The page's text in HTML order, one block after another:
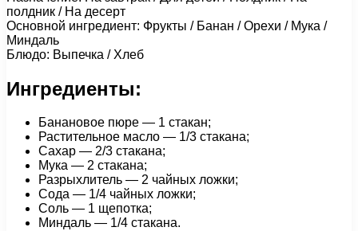
полдник / На десерт
Основной ингредиент: Фрукты / Банан / Орехи / Мука /
Миндаль
Блюдо: Выпечка / Хлеб
Ингредиенты:
Банановое пюре — 1 стакан;
Растительное масло — 1/3 стакана;
Сахар — 2/3 стакана;
Мука — 2 стакана;
Разрыхлитель — 2 чайных ложки;
Сода — 1/4 чайных ложки;
Соль — 1 щепотка;
Миндаль — 1/4 стакана.